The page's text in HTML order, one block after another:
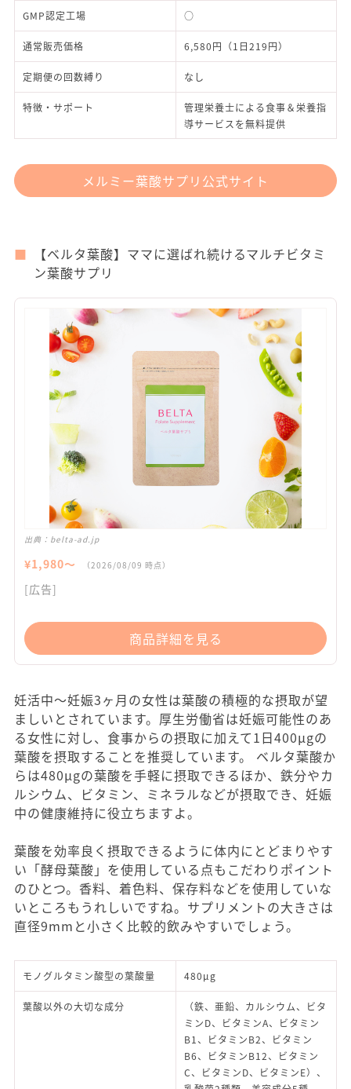
GMP認定工場 ○
通常販売価格 6,580円（1日219円）
定期便の回数縛り なし
特徴・サポート
管理栄養士による食事＆栄養指
導サービスを無料提供
メルミー葉酸サプリ公式サイト
【ベルタ葉酸】ママに選ばれ続けるマルチビタミ
ン葉酸サプリ
出典： belta-ad.jp
¥1,980〜 （2026/08/09 時点）
[広告]
商品詳細を見る
妊活中～妊娠3ヶ月の女性は葉酸の積極的な摂取が望
ましいとされています。厚生労働省は妊娠可能性のあ
る女性に対し、食事からの摂取に加えて1日400μgの
葉酸を摂取することを推奨しています。 ベルタ葉酸か
らは480μgの葉酸を手軽に摂取できるほか、鉄分やカ
ルシウム、ビタミン、ミネラルなどが摂取でき、妊娠
中の健康維持に役立ちますよ。
葉酸を効率良く摂取できるように体内にとどまりやす
い「酵母葉酸」を使用している点もこだわりポイント
のひとつ。香料、着色料、保存料などを使用していな
いところもうれしいですね。サプリメントの大きさは
直径9mmと小さく比較的飲みやすいでしょう。
モノグルタミン酸型の葉酸量 480μg
葉酸以外の大切な成分
（鉄、亜鉛、カルシウム、ビタ
ミンD、ビタミンA、ビタミン
B1、ビタミンB2、ビタミン
B6、ビタミンB12、ビタミン
C、ビタミンD、ビタミンE）、